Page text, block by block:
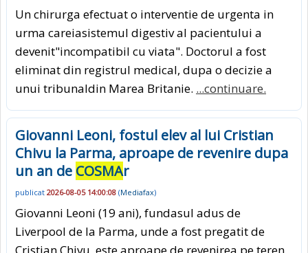
Un chirurga efectuat o interventie de urgenta in
urma careiasistemul digestiv al pacientului a
devenit"incompatibil cu viata". Doctorul a fost
eliminat din registrul medical, dupa o decizie a
unui tribunaldin Marea Britanie. ...continuare.
Giovanni Leoni, fostul elev al lui Cristian
Chivu la Parma, aproape de revenire dupa
un an de COSMAr
publicat 2026-08-05 14:00:08 (Mediafax)
Giovanni Leoni (19 ani), fundasul adus de
Liverpool de la Parma, unde a fost pregatit de